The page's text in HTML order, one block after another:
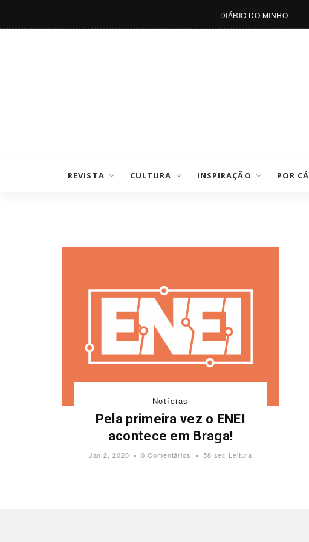
DIÁRIO DO MINHO
REVISTA CULTURA INSPIRAÇÃO POR CÁ
Notícias
Pela primeira vez o ENEI
acontece em Braga!
Jan 2, 2020 0 Comentários 58 sec Leitura